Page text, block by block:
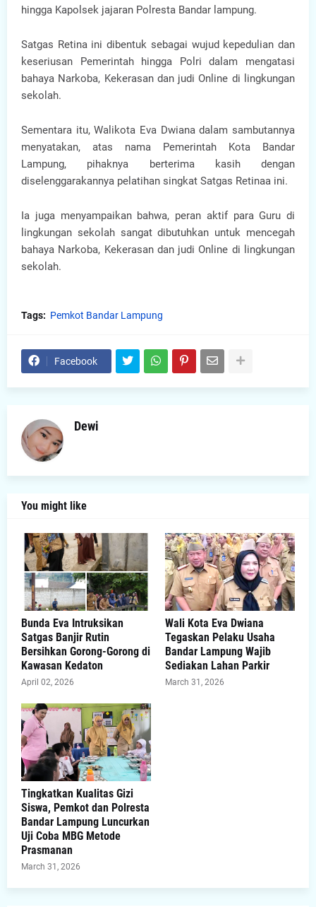
hingga Kapolsek jajaran Polresta Bandar lampung.
Satgas Retina ini dibentuk sebagai wujud kepedulian dan
keseriusan Pemerintah hingga Polri dalam mengatasi
bahaya Narkoba, Kekerasan dan judi Online di lingkungan
sekolah.
Sementara itu, Walikota Eva Dwiana dalam sambutannya
menyatakan, atas nama Pemerintah Kota Bandar
Lampung, pihaknya berterima kasih dengan
diselenggarakannya pelatihan singkat Satgas Retinaa ini.
Ia juga menyampaikan bahwa, peran aktif para Guru di
lingkungan sekolah sangat dibutuhkan untuk mencegah
bahaya Narkoba, Kekerasan dan judi Online di lingkungan
sekolah.
Tags: Pemkot Bandar Lampung
Facebook
Dewi
You might like
Bunda Eva Intruksikan
Satgas Banjir Rutin
Bersihkan Gorong-Gorong di
Kawasan Kedaton
April 02, 2026
Wali Kota Eva Dwiana
Tegaskan Pelaku Usaha
Bandar Lampung Wajib
Sediakan Lahan Parkir
March 31, 2026
Tingkatkan Kualitas Gizi
Siswa, Pemkot dan Polresta
Bandar Lampung Luncurkan
Uji Coba MBG Metode
Prasmanan
March 31, 2026